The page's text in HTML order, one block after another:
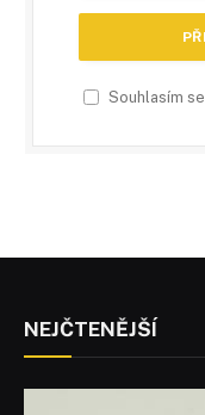
Souhlasím se
NEJČTENĚJŠÍ